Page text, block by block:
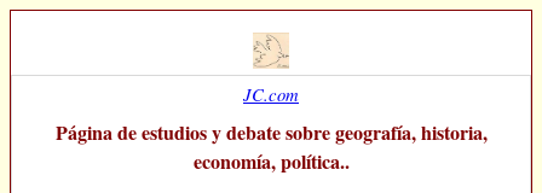
JC.com
Página de estudios y debate sobre geografía, historia,
economía, política..